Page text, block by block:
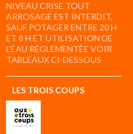
NIVEAU CRISE TOUT
ARROSAGE EST INTERDIT,
SAUF POTAGER ENTRE 20 H
ET 8 H ET UTILISATION DE
L’EAU RÉGLEMENTÉE VOIR
TABLEAUX CI-DESSOUS
LES TROIS COUPS